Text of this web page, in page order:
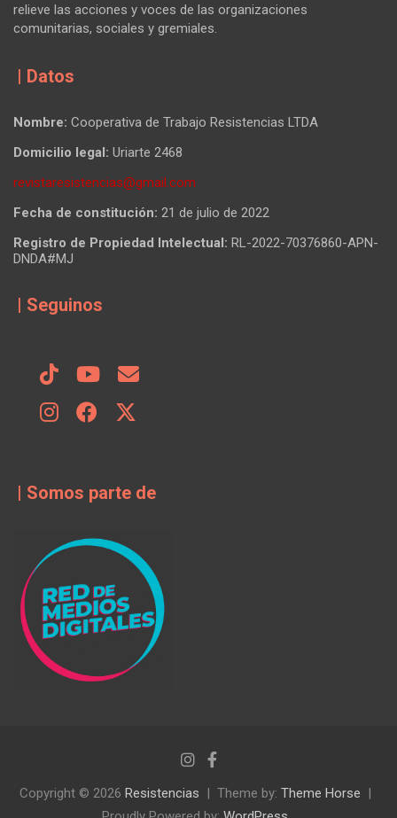
relieve las acciones y voces de las organizaciones
comunitarias, sociales y gremiales.
| Datos
Nombre: Cooperativa de Trabajo Resistencias LTDA
Domicilio legal: Uriarte 2468
revistaresistencias@gmail.com
Fecha de constitución: 21 de julio de 2022
Registro de Propiedad Intelectual: RL-2022-70376860-APN-
DNDA#MJ
| Seguinos
| Somos parte de
Copyright © 2026 Resistencias Theme by: Theme Horse